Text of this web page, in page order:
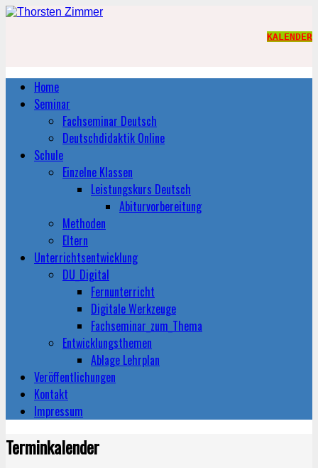
KALENDER
Home
Seminar
Fachseminar Deutsch
Deutschdidaktik Online
Schule
Einzelne Klassen
Leistungskurs Deutsch
Abiturvorbereitung
Methoden
Eltern
Unterrichtsentwicklung
DU_Digital
Fernunterricht
Digitale Werkzeuge
Fachseminar_zum_Thema
Entwicklungsthemen
Ablage Lehrplan
Veröffentlichungen
Kontakt
Impressum
Terminkalender